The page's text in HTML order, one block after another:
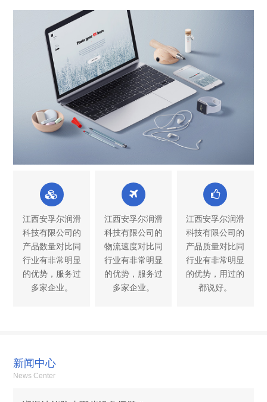
江西安孚尔润滑
科技有限公司的
产品数量对比同
行业有非常明显
的优势，服务过
多家企业。
江西安孚尔润滑
科技有限公司的
物流速度对比同
行业有非常明显
的优势，服务过
多家企业。
江西安孚尔润滑
科技有限公司的
产品质量对比同
行业有非常明显
的优势，用过的
都说好。
新闻中心
News Center